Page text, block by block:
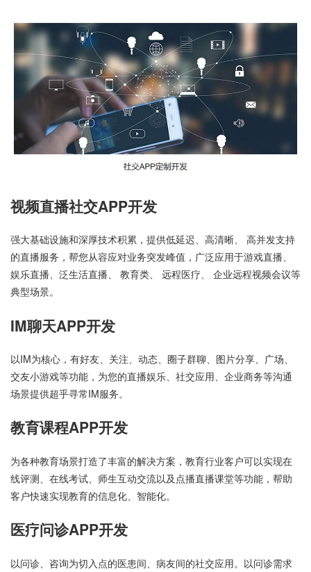
视频直播社交APP开发
强大基础设施和深厚技术积累，提供低延迟、高清晰、 高并发支持
的直播服务，帮您从容应对业务突发峰值，广泛应用于游戏直播、
娱乐直播、泛生活直播、 教育类、 远程医疗、 企业远程视频会议等
典型场景。
IM聊天APP开发
以IM为核心，有好友、关注、动态、圈子群聊、图片分享、广场、
交友小游戏等功能，为您的直播娱乐、社交应用、企业商务等沟通
场景提供超乎寻常IM服务。
教育课程APP开发
为各种教育场景打造了丰富的解决方案，教育行业客户可以实现在
线评测、在线考试、师生互动交流以及点播直播课堂等功能，帮助
客户快速实现教育的信息化、智能化。
医疗问诊APP开发
以问诊、咨询为切入点的医患间、病友间的社交应用。以问诊需求